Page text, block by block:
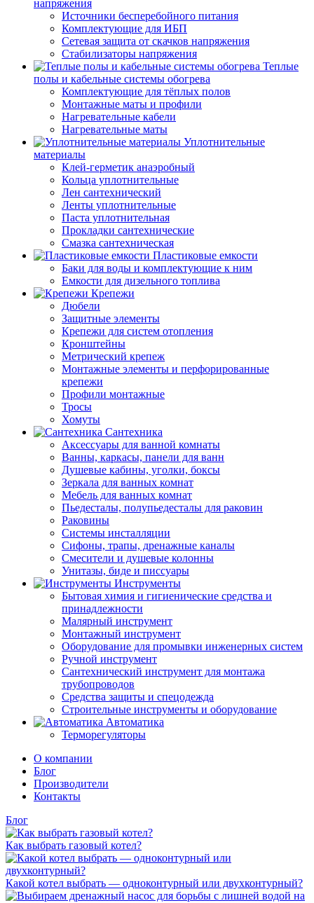
напряжения
Источники бесперебойного питания
Комплектующие для ИБП
Сетевая защита от скачков напряжения
Стабилизаторы напряжения
Теплые
полы и кабельные системы обогрева
Комплектующие для тёплых полов
Монтажные маты и профили
Нагревательные кабели
Нагревательные маты
Уплотнительные
материалы
Клей-герметик анаэробный
Кольца уплотнительные
Лен сантехнический
Ленты уплотнительные
Паста уплотнительная
Прокладки сантехнические
Смазка сантехническая
Пластиковые емкости
Баки для воды и комплектующие к ним
Емкости для дизельного топлива
Крепежи
Дюбели
Защитные элементы
Крепежи для систем отопления
Кронштейны
Метрический крепеж
Монтажные элементы и перфорированные
крепежи
Профили монтажные
Тросы
Хомуты
Сантехника
Аксессуары для ванной комнаты
Ванны, каркасы, панели для ванн
Душевые кабины, уголки, боксы
Зеркала для ванных комнат
Мебель для ванных комнат
Пьедесталы, полупьедесталы для раковин
Раковины
Системы инсталляции
Сифоны, трапы, дренажные каналы
Смесители и душевые колонны
Унитазы, биде и писсуары
Инструменты
Бытовая химия и гигиенические средства и
принадлежности
Малярный инструмент
Монтажный инструмент
Оборудование для промывки инженерных систем
Ручной инструмент
Сантехнический инструмент для монтажа
трубопроводов
Средства защиты и спецодежда
Строительные инструменты и оборудование
Автоматика
Терморегуляторы
О компании
Блог
Производители
Контакты
Блог
Как выбрать газовый котел?
Какой котел выбрать — одноконтурный или двухконтурный?